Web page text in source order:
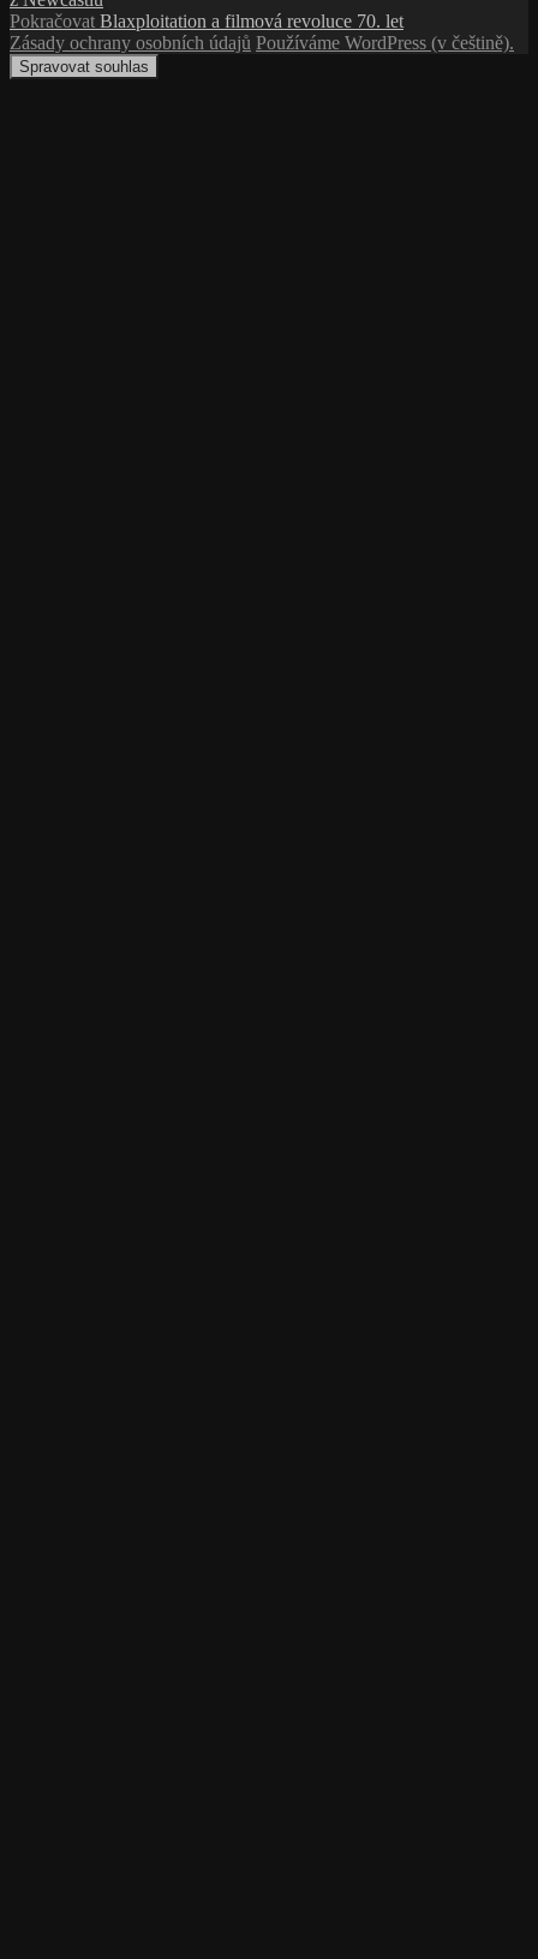
pro
příspěvek
Pokračovat Následující
příspěvek:
Blaxploitation a filmová revoluce 70. let
Zásady ochrany osobních údajů Používáme WordPress (v češtině).
Spravovat souhlas